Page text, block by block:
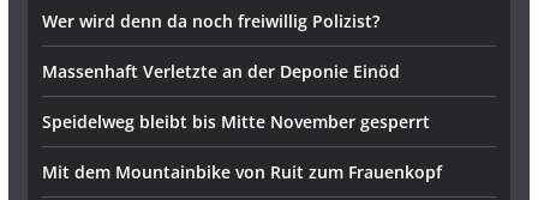
Wer wird denn da noch freiwillig Polizist?
Massenhaft Verletzte an der Deponie Einöd
Speidelweg bleibt bis Mitte November gesperrt
Mit dem Mountainbike von Ruit zum Frauenkopf